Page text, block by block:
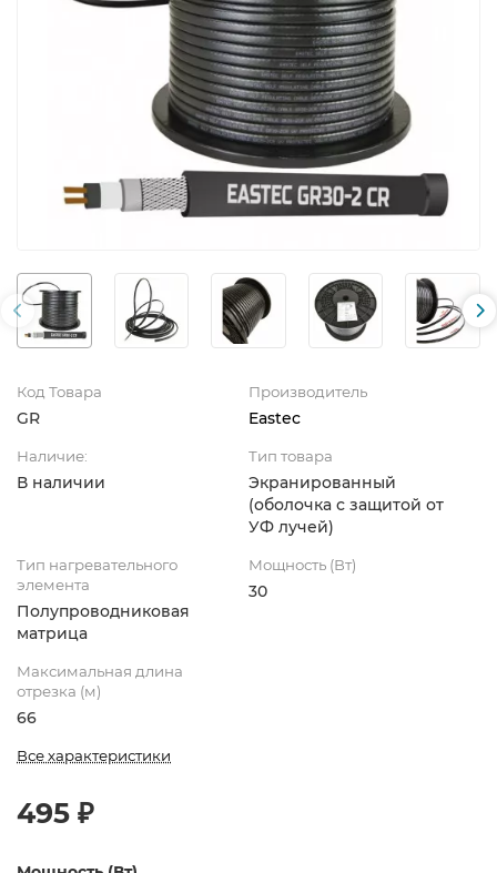
Код Товара
GR
Производитель
Eastec
Наличие:
В наличии
Тип товара
Экранированный
(оболочка с защитой от
УФ лучей)
Тип нагревательного
элемента
Полупроводниковая
матрица
Мощность (Вт)
30
Максимальная длина
отрезка (м)
66
Все характеристики
495 ₽